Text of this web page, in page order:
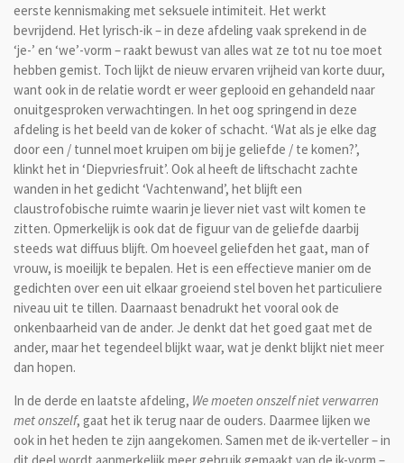
eerste kennismaking met seksuele intimiteit. Het werkt
bevrijdend. Het lyrisch-ik – in deze afdeling vaak sprekend in de
‘je-’ en ‘we’-vorm – raakt bewust van alles wat ze tot nu toe moet
hebben gemist. Toch lijkt de nieuw ervaren vrijheid van korte duur,
want ook in de relatie wordt er weer geplooid en gehandeld naar
onuitgesproken verwachtingen. In het oog springend in deze
afdeling is het beeld van de koker of schacht. ‘Wat als je elke dag
door een / tunnel moet kruipen om bij je geliefde / te komen?’,
klinkt het in ‘Diepvriesfruit’. Ook al heeft de liftschacht zachte
wanden in het gedicht ‘Vachtenwand’, het blijft een
claustrofobische ruimte waarin je liever niet vast wilt komen te
zitten. Opmerkelijk is ook dat de figuur van de geliefde daarbij
steeds wat diffuus blijft. Om hoeveel geliefden het gaat, man of
vrouw, is moeilijk te bepalen. Het is een effectieve manier om de
gedichten over een uit elkaar groeiend stel boven het particuliere
niveau uit te tillen. Daarnaast benadrukt het vooral ook de
onkenbaarheid van de ander. Je denkt dat het goed gaat met de
ander, maar het tegendeel blijkt waar, wat je denkt blijkt niet meer
dan hopen.
In de derde en laatste afdeling, We moeten onszelf niet verwarren
met onszelf, gaat het ik terug naar de ouders. Daarmee lijken we
ook in het heden te zijn aangekomen. Samen met de ik-verteller – in
dit deel wordt aanmerkelijk meer gebruik gemaakt van de ik-vorm –